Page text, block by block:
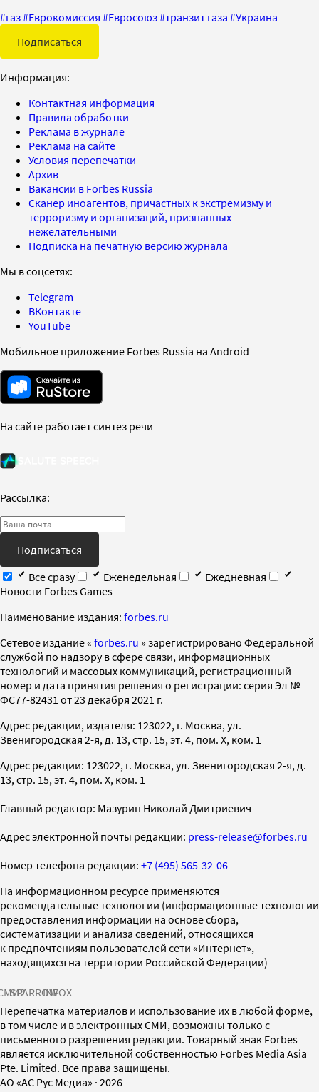
#газ#Еврокомиссия #Евросоюз#транзит газа #Украина
Подписаться
Информация:
Контактная информация
Правила обработки
Реклама в журнале
Реклама на сайте
Условия перепечатки
Архив
Вакансии в Forbes Russia
Сканер иноагентов, причастных к экстремизму и
терроризму и организаций, признанных
нежелательными
Подписка на печатную версию журнала
Мы в соцсетях:
Telegram
ВКонтакте
YouTube
Мобильное приложение Forbes Russia на Android
На сайте работает синтез речи
Рассылка:
Подписаться
Все сразу
Еженедельная
Ежедневная
Новости Forbes Games
Наименование издания: forbes.ru
Cетевое издание « forbes.ru » зарегистрировано Федеральной
службой по надзору в сфере связи, информационных
технологий и массовых коммуникаций, регистрационный
номер и дата принятия решения о регистрации: серия Эл №
ФС77-82431 от 23 декабря 2021 г.
Адрес редакции, издателя: 123022, г. Москва, ул.
Звенигородская 2-я, д. 13, стр. 15, эт. 4, пом. X, ком. 1
Адрес редакции: 123022, г. Москва, ул. Звенигородская 2-я, д.
13, стр. 15, эт. 4, пом. X, ком. 1
Главный редактор: Мазурин Николай Дмитриевич
Адрес электронной почты редакции: press-release@forbes.ru
Номер телефона редакции: +7 (495) 565-32-06
На информационном ресурсе применяются
рекомендательные технологии (информационные технологии
предоставления информации на основе сбора,
систематизации и анализа сведений, относящихся
к предпочтениям пользователей сети «Интернет»,
находящихся на территории Российской Федерации)
SPARROWINFOX
Перепечатка материалов и использование их в любой форме,
в том числе и в электронных СМИ, возможны только с
письменного разрешения редакции. Товарный знак Forbes
является исключительной собственностью Forbes Media Asia
Pte. Limited. Все права защищены.
AO «АС Рус Медиа» · 2026